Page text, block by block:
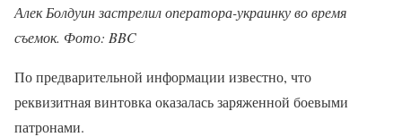
Алек Болдуин застрелил оператора-украинку во время
съемок. Фото: BBC
По предварительной информации известно, что
реквизитная винтовка оказалась заряженной боевыми
патронами.